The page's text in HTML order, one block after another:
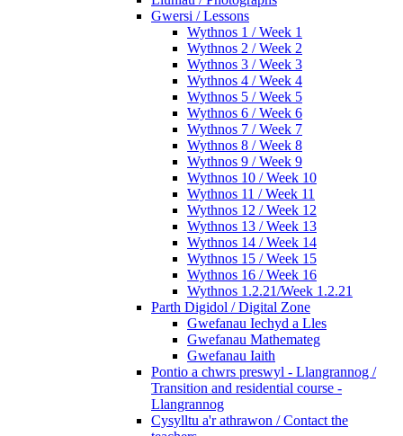
Gwersi / Lessons
Wythnos 1 / Week 1
Wythnos 2 / Week 2
Wythnos 3 / Week 3
Wythnos 4 / Week 4
Wythnos 5 / Week 5
Wythnos 6 / Week 6
Wythnos 7 / Week 7
Wythnos 8 / Week 8
Wythnos 9 / Week 9
Wythnos 10 / Week 10
Wythnos 11 / Week 11
Wythnos 12 / Week 12
Wythnos 13 / Week 13
Wythnos 14 / Week 14
Wythnos 15 / Week 15
Wythnos 16 / Week 16
Wythnos 1.2.21/Week 1.2.21
Parth Digidol / Digital Zone
Gwefanau Iechyd a Lles
Gwefanau Mathemateg
Gwefanau Iaith
Pontio a chwrs preswyl - Llangrannog /
Transition and residential course -
Llangrannog
Cysylltu a'r athrawon / Contact the